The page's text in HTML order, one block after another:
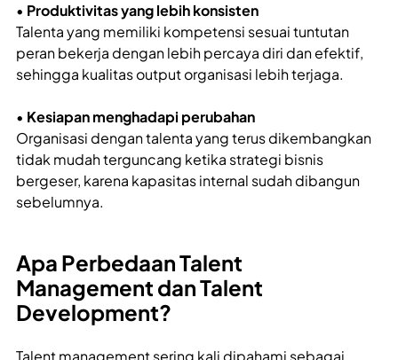
• Produktivitas yang lebih konsisten
Talenta yang memiliki kompetensi sesuai tuntutan
peran bekerja dengan lebih percaya diri dan efektif,
sehingga kualitas output organisasi lebih terjaga.
• Kesiapan menghadapi perubahan
Organisasi dengan talenta yang terus dikembangkan
tidak mudah terguncang ketika strategi bisnis
bergeser, karena kapasitas internal sudah dibangun
sebelumnya.
Apa Perbedaan Talent
Management dan Talent
Development?
Talent management sering kali dipahami sebagai